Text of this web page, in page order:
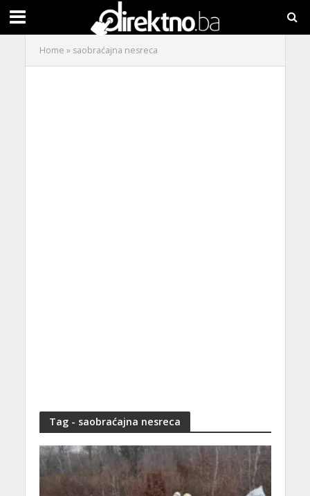
Home » saobraćajna nesreca
Tag - saobraćajna nesreca